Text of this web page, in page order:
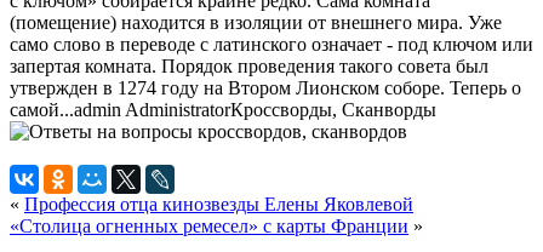
(помещение) находится в изоляции от внешнего мира. Уже
само слово в переводе с латинского означает - под ключом или
запертая комната. Порядок проведения такого совета был
утвержден в 1274 году на Втором Лионском соборе. Теперь о
самой...admin AdministratorКроссворды, Сканворды
« Профессия отца кинозвезды Елены Яковлевой
«Столица огненных ремесел» с карты Франции »